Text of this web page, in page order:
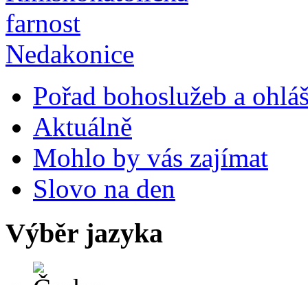
Pořad bohoslužeb a
Aktuálně
Mohlo by vás zajímat
Slovo na den
Výběr jazyka